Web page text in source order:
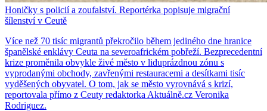
Honičky s policií a zoufalství. Reportérka popisuje migrační
šílenství v Ceutě
Více než 70 tisíc migrantů překročilo během jediného dne hranice
španělské enklávy Ceuta na severoafrickém pobřeží. Bezprecedentní
krize proměnila obvykle živé město v liduprázdnou zónu s
vyprodanými obchody, zavřenými restauracemi a desítkami tisíc
vyděšených obyvatel. O tom, jak se město vyrovnává s krizí,
reportovala přímo z Ceuty redaktorka Aktuálně.cz Veronika
Rodriguez.